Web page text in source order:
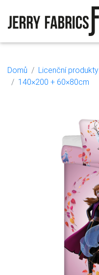
Domů Licenční produkty
140×200 + 60×80cm